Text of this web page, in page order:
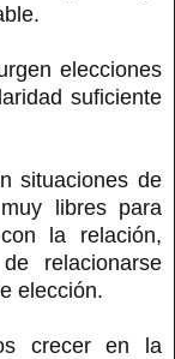
elecciones
suficiente
situaciones de
libres para
la relación,
relacionarse
elección.
crecer en la